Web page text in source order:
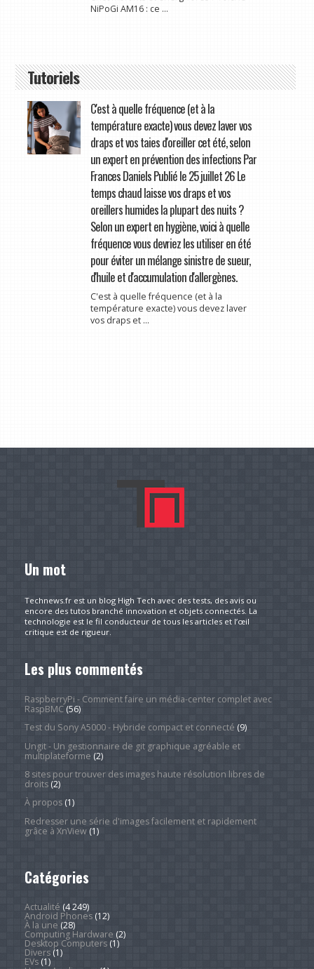
NiPoGi AM16 : ce ...
Tutoriels
C'est à quelle fréquence (et à la
température exacte) vous devez laver vos
draps et vos taies d'oreiller cet été, selon
un expert en prévention des infections Par
Frances Daniels Publié le 25 juillet 26 Le
temps chaud laisse vos draps et vos
oreillers humides la plupart des nuits ?
Selon un expert en hygiène, voici à quelle
fréquence vous devriez les utiliser en été
pour éviter un mélange sinistre de sueur,
d'huile et d'accumulation d'allergènes.
C'est à quelle fréquence (et à la
température exacte) vous devez laver
vos draps et ...
Un mot
Technews.fr est un blog High Tech avec des tests, des avis ou
encore des tutos branché innovation et objets connectés. La
technologie est le fil conducteur de tous les articles et l’œil
critique est de rigueur.
Les plus commentés
RaspberryPi - Comment faire un média-center complet avec
RaspBMC(56)
Test du Sony A5000 - Hybride compact et connecté (9)
Ungit - Un gestionnaire de git graphique agréable et
multiplateforme (2)
8 sites pour trouver des images haute résolution libres de
droits(2)
À propos(1)
Redresser une série d'images facilement et rapidement
grâce à XnView(1)
Catégories
Actualité (4 249)
Android Phones(12)
À la une (28)
Computing Hardware (2)
Desktop Computers(1)
Divers(1)
EVs(1)